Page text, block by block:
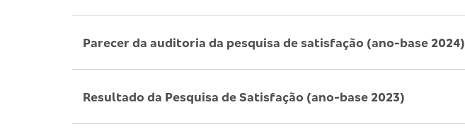
Parecer da auditoria da pesquisa de satisfação (ano-base 2024)
Resultado da Pesquisa de Satisfação (ano-base 2023)